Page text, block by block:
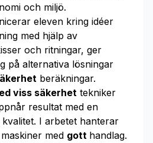
och miljö.
eleven kring idéer
med hjälp av
och ritningar, ger
på alternativa lösningar
beräkningar.
viss säkerhet tekniker
resultat med en
I arbetet hanterar
med gott handlag.